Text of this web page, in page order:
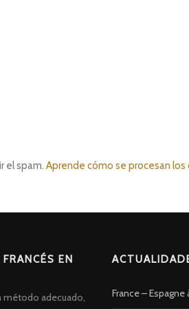
el spam. Aprende cómo se procesan
EN
método adecuado,
France – Espagne